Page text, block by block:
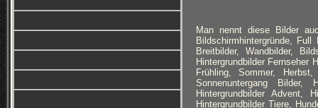
Man nennt diese Bilder
Bildschirmhintergründe,
Breitbilder, Wandbilder,
Hintergrundbilder Fernseher
Frühling, Sommer,
Sonnenuntergang Bilder,
Hintergrundbilder Advent,
Hintergrundbilder Tiere,